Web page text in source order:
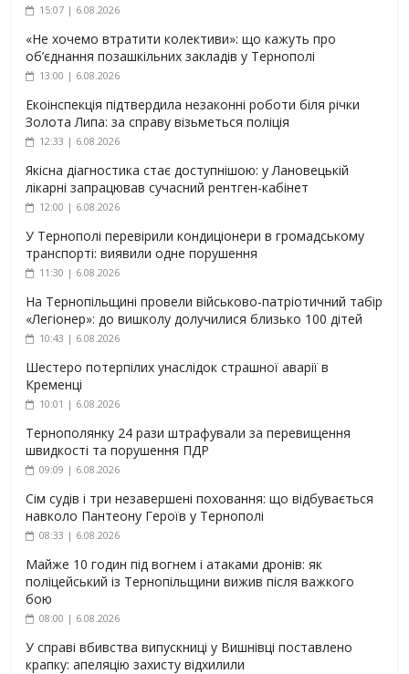
15:07 | 6.08.2026
«Не хочемо втратити колективи»: що кажуть про
об’єднання позашкільних закладів у Тернополі
13:00 | 6.08.2026
Екоінспекція підтвердила незаконні роботи біля річки
Золота Липа: за справу візьметься поліція
12:33 | 6.08.2026
Якісна діагностика стає доступнішою: у Лановецькій
лікарні запрацював сучасний рентген-кабінет
12:00 | 6.08.2026
У Тернополі перевірили кондиціонери в громадському
транспорті: виявили одне порушення
11:30 | 6.08.2026
На Тернопільщині провели військово-патріотичний табір
«Легіонер»: до вишколу долучилися близько 100 дітей
10:43 | 6.08.2026
Шестеро потерпілих унаслідок страшної аварії в
Кременці
10:01 | 6.08.2026
Тернополянку 24 рази штрафували за перевищення
швидкості та порушення ПДР
09:09 | 6.08.2026
Сім судів і три незавершені поховання: що відбувається
навколо Пантеону Героїв у Тернополі
08:33 | 6.08.2026
Майже 10 годин під вогнем і атаками дронів: як
поліцейський із Тернопільщини вижив після важкого
бою
08:00 | 6.08.2026
У справі вбивства випускниці у Вишнівці поставлено
крапку: апеляцію захисту відхилили